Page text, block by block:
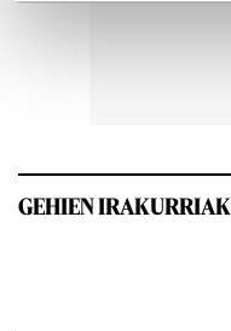
GEHIEN IRAKURRIAK